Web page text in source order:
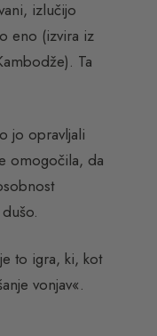
izlučijo
eno (izvira iz
Ta
jo opravljali
omogočila, da
to igra, ki, kot
vonjav«.